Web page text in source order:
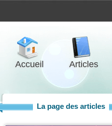
Accueil Articles
La page des articles